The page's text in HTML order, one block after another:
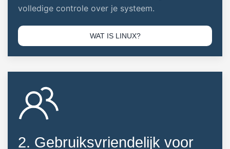
volledige controle over je systeem.
WAT IS LINUX?
2. Gebruiksvriendelijk voor